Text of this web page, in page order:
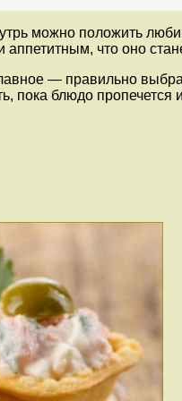
можно положить
что оно
— правильно
пока блюдо пропечется